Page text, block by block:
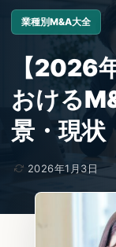
業種別M&A大全
【2026
おける
景・現状
2026年1月3日